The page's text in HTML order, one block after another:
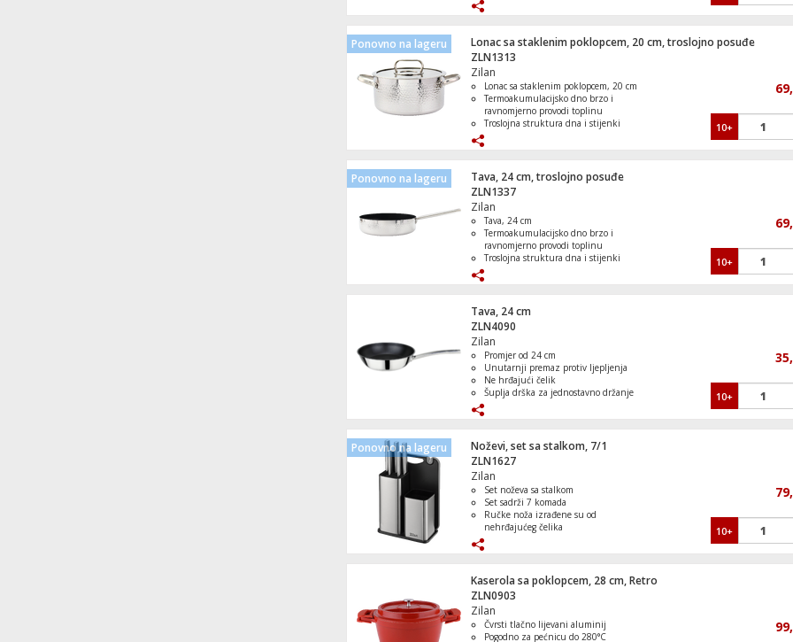
Ponovno na lageru
Lonac sa staklenim poklopcem, 20 cm, troslojno posuđe
ZLN1313
Zilan
Lonac sa staklenim poklopcem, 20 cm
Termoakumulacijsko dno brzo i
ravnomjerno provodi toplinu
Troslojna struktura dna i stijenki
za paru
Može se koristiti na svim vrstama ploča
za kuhanje
10+
Ponovno na lageru
Tava, 24 cm, troslojno posuđe
ZLN1337
Zilan
Tava, 24 cm
Termoakumulacijsko dno brzo i
ravnomjerno provodi toplinu
Troslojna struktura dna i stijenki
za kuhanje, uključujući indukciju
Može se prati u perilici posuđa
10+
Tava, 24 cm
ZLN4090
Zilan
Promjer od 24 cm
Unutarnji premaz protiv ljepljenja
Ne hrđajući čelik
Šuplja drška za jednostavno držanje
kuhanje
10+
Ponovno na lageru
Noževi, set sa stalkom, 7/1
ZLN1627
Zilan
Set noževa sa stalkom
Set sadrži 7 komada
Ručke noža izrađene su od
nehrđajućeg čelika
Noževi se mogu prati u perilici posuđa
10+
Kaserola sa poklopcem, 28 cm, Retro
ZLN0903
Zilan
Čvrsti tlačno lijevani aluminij
Pogodno za pećnicu do 280°C